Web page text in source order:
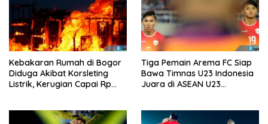
Kebakaran Rumah di Bogor
Diduga Akibat Korsleting
Listrik, Kerugian Capai Rp
Tiga Pemain Arema FC Siap
Bawa Timnas U23 Indonesia
Juara di ASEAN U23